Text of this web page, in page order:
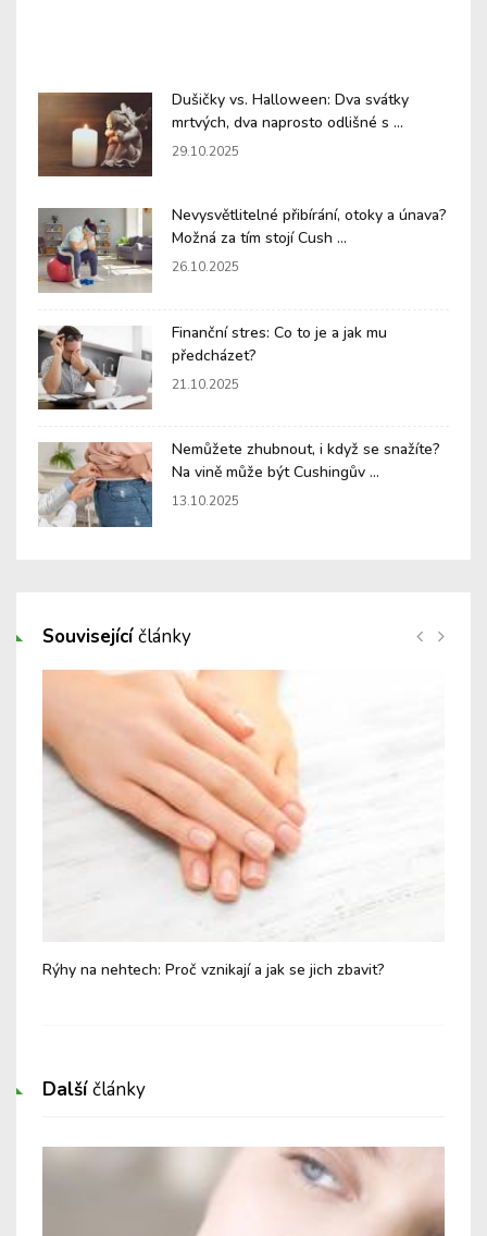
Dušičky vs. Halloween: Dva svátky
mrtvých, dva naprosto odlišné s ...
29.10.2025
Nevysvětlitelné přibírání, otoky a únava?
Možná za tím stojí Cush ...
26.10.2025
Finanční stres: Co to je a jak mu
předcházet?
21.10.2025
Nemůžete zhubnout, i když se snažíte?
Na vině může být Cushingův ...
13.10.2025
Souvisejícíčlánky
Rýhy na nehtech: Proč vznikají a jak se jich zbavit?
Dalšíčlánky